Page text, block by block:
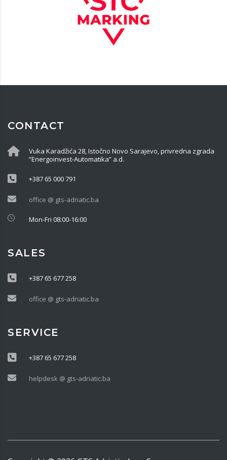
CONTACT
Vuka Karadžića 28, Istočno Novo Sarajevo, privredna zgrada
“Energoinvest-Automatika” a.d.
+387 65 000 791
office @ gts-adriatic.ba
Mon-Fri 08:00-16:00
SALES
+387 65 677 258
office @ gts-adriatic.ba
SERVICE
+387 65 677 258
helpdesk @ gts-adriatic.ba